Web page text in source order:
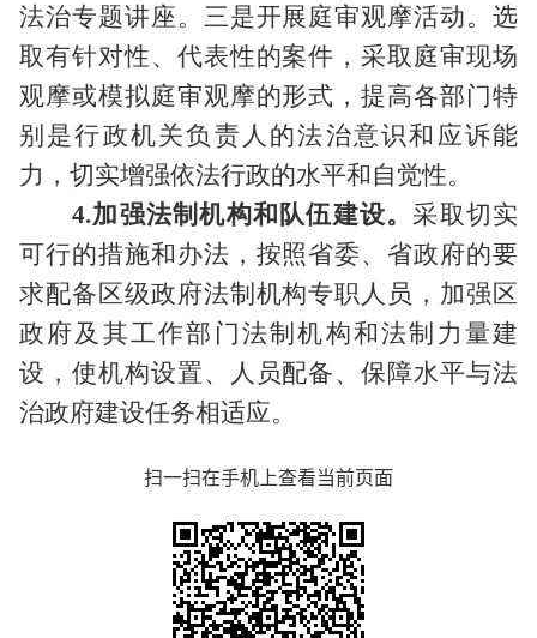
法治专题讲座。三是开展庭审观摩活动。选
取有针对性、代表性的案件，采取庭审现场
观摩或模拟庭审观摩的形式，提高各部门特
别是行政机关负责人的法治意识和应诉能
力，切实增强依法行政的水平和自觉性。
4.加强法制机构和队伍建设。 采取切实
可行的措施和办法，按照省委、省政府的要
求配备区级政府法制机构专职人员，加强区
政府及其工作部门法制机构和法制力量建
设，使机构设置、人员配备、保障水平与法
治政府建设任务相适应。
扫一扫在手机上查看当前页面